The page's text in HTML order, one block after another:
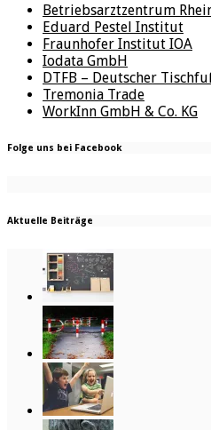
Betriebsarztzentrum
Eduard Pestel Institut
Fraunhofer Institut IOA
Iodata GmbH
DTFB – Deutscher
Tremonia Trade
WorkInn GmbH & Co. KG
Folge uns bei Facebook
Aktuelle Beiträge